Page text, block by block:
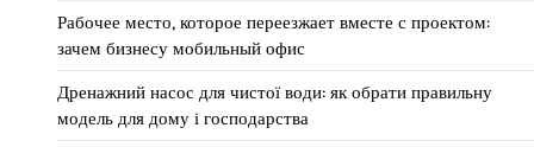
Рабочее место, которое переезжает вместе с проектом:
зачем бизнесу мобильный офис
Дренажний насос для чистої води: як обрати правильну
модель для дому і господарства